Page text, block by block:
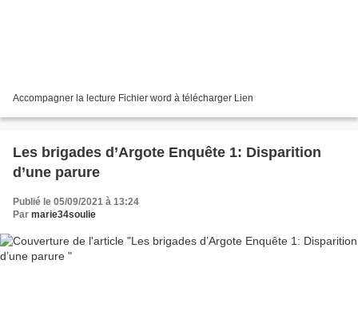
Accompagner la lecture Fichier word à télécharger Lien
Les brigades d’Argote Enquête 1: Disparition
d’une parure
Publié le 05/09/2021 à 13:24
Par marie34soulie